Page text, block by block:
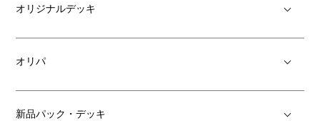
オリジナルデッキ
オリパ
新品パック・デッキ